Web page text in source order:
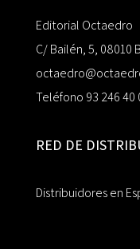
Editorial Octaedro
C/ Bailén, 5, 08010
Teléfono 93 246 40
RED DE
Distribuidores en